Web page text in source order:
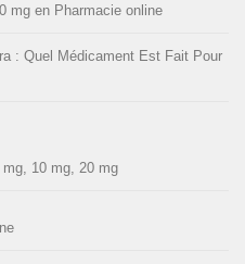
mg en Pharmacie online
: Quel Médicament Est Fait Pour
10 mg, 20 mg